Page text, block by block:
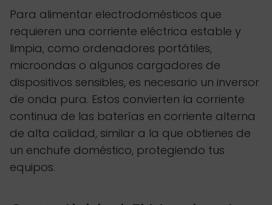
Para alimentar electrodomésticos que
requieren una corriente eléctrica estable y
limpia, como ordenadores portátiles,
microondas o algunos cargadores de
dispositivos sensibles, es necesario un inversor
de onda pura. Estos convierten la corriente
continua de las baterías en corriente alterna
de alta calidad, similar a la que obtienes de
un enchufe doméstico, protegiendo tus
equipos.